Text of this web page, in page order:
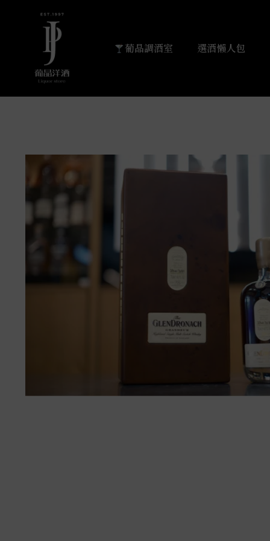
葡晶調酒室 選酒懶人包